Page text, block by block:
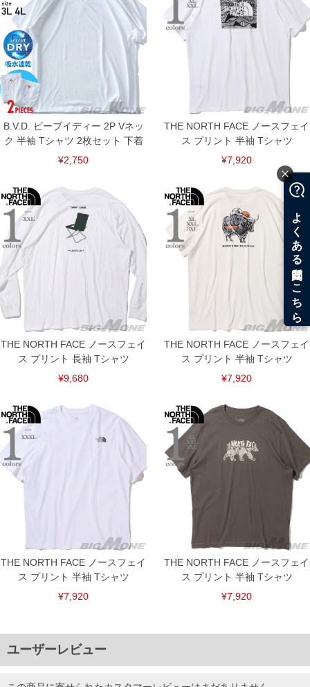
COLOR VARIATION
DETAIL
B.V.D. ビーブイディー 2P Vネッ
ク 半袖 Tシャツ 2枚セット 下着
¥2,750
THE NORTH FACE ノースフェイ
ス プリント 半袖 Tシャツ
¥7,920
THE NORTH FACE ノースフェイ
ス プリント 長袖 Tシャツ
¥9,680
THE NORTH FACE ノースフェイ
ス プリント 半袖 Tシャツ
¥7,920
THE NORTH FACE ノースフェイ
ス プリント 半袖 Tシャツ
¥7,920
THE NORTH FACE ノースフェイ
ス プリント 半袖 Tシャツ
¥7,920
ユーザーレビュー